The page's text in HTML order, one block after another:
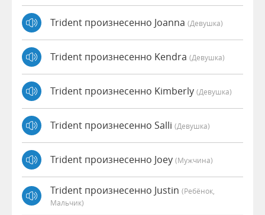
Trident произнесенно Joanna (девушка)
Trident произнесенно Kendra (девушка)
Trident произнесенно Kimberly (девушка)
Trident произнесенно Salli (девушка)
Trident произнесенно Joey (мужчина)
Trident произнесенно Justin (Ребёнок,
Мальчик)